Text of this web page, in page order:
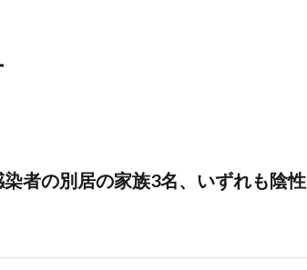
者の別居の家族3名、いずれも陰性